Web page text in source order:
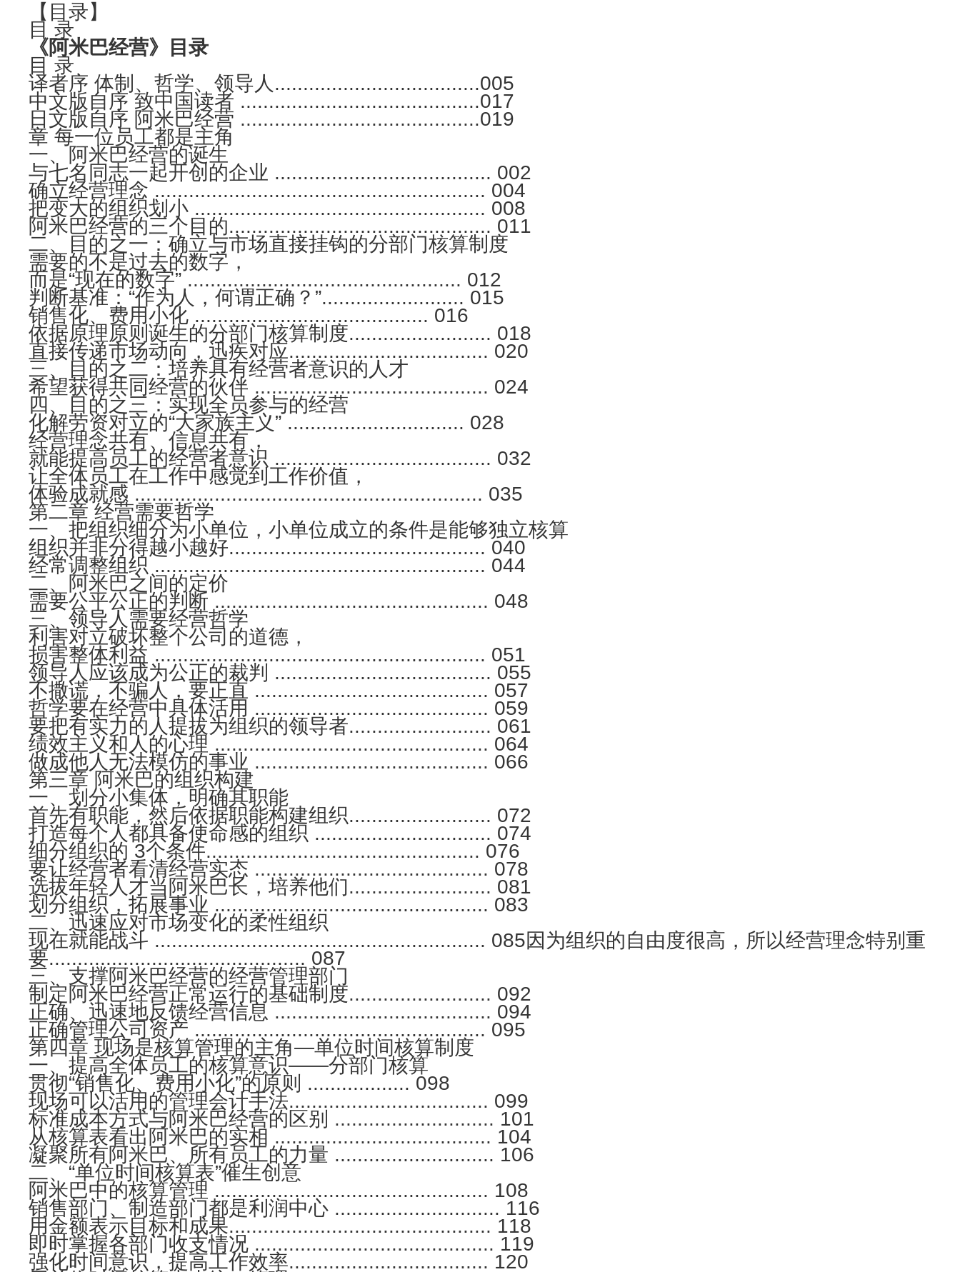
【目录】
目 录
《阿米巴经营》目录
目 录
译者序 体制、哲学、领导人....................................005
中文版自序 致中国读者 ..........................................017
日文版自序 阿米巴经营 ..........................................019
章 每一位员工都是主角
一、阿米巴经营的诞生
与七名同志一起开创的企业 ...................................... 002
确立经营理念 .......................................................... 004
把变大的组织划小 ................................................... 008
阿米巴经营的三个目的.............................................. 011
二、目的之一：确立与市场直接挂钩的分部门核算制度
需要的不是过去的数字，
而是“现在的数字” ................................................ 012
判断基准：“作为人，何谓正确？”......................... 015
销售化、费用小化 ......................................... 016
依据原理原则诞生的分部门核算制度......................... 018
直接传递市场动向，迅疾对应................................... 020
三、目的之二：培养具有经营者意识的人才
希望获得共同经营的伙伴 ......................................... 024
四、目的之三：实现全员参与的经营
化解劳资对立的“大家族主义” ............................... 028
经营理念共有、信息共有，
就能提高员工的经营者意识 ...................................... 032
让全体员工在工作中感觉到工作价值，
体验成就感 ............................................................. 035
第二章 经营需要哲学
一、把组织细分为小单位，小单位成立的条件是能够独立核算
组织并非分得越小越好............................................. 040
经常调整组织 .......................................................... 044
二、阿米巴之间的定价
需要公平公正的判断 ................................................ 048
三、领导人需要经营哲学
利害对立破坏整个公司的道德，
损害整体利益 .......................................................... 051
领导人应该成为公正的裁判 ...................................... 055
不撒谎，不骗人，要正直 ......................................... 057
哲学要在经营中具体活用 ......................................... 059
要把有实力的人提拔为组织的领导者......................... 061
绩效主义和人的心理 ................................................ 064
做成他人无法模仿的事业 ......................................... 066
第三章 阿米巴的组织构建
一、划分小集体，明确其职能
首先有职能，然后依据职能构建组织......................... 072
打造每个人都具备使命感的组织 ............................... 074
细分组织的 3个条件................................................ 076
要让经营者看清经营实态 ......................................... 078
选拔年轻人才当阿米巴长，培养他们......................... 081
划分组织，拓展事业 ................................................ 083
二、迅速应对市场变化的柔性组织
现在就能战斗 .......................................................... 085因为组织的自由度很高，所以经营理念特别重
要............................................. 087
三、支撑阿米巴经营的经营管理部门
制定阿米巴经营正常运行的基础制度......................... 092
正确、迅速地反馈经营信息 ...................................... 094
正确管理公司资产 ................................................... 095
第四章 现场是核算管理的主角—单位时间核算制度
一、提高全体员工的核算意识——分部门核算
贯彻“销售化、费用小化”的原则 .................. 098
现场可以活用的管理会计手法................................... 099
标准成本方式与阿米巴经营的区别 ............................ 101
从核算表看出阿米巴的实相 ...................................... 104
凝聚所有阿米巴、所有员工的力量 ............................ 106
二、“单位时间核算表”催生创意
阿米巴中的核算管理 ................................................ 108
销售部门、制造部门都是利润中心 ............................. 116
用金额表示目标和成果.............................................. 118
即时掌握各部门收支情况 .......................................... 119
强化时间意识，提高工作效率................................... 120